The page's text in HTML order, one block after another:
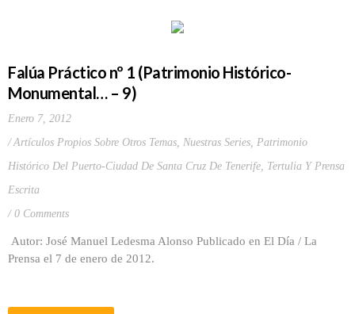
Falúa Práctico nº 1 (Patrimonio Histórico-
Monumental… – 9)
Enero 7, 2012
Artículos Propios Sobre Otros Temas, Nuestras Series, Patrimonio
Histórico Del Puerto-Ciudad De Santa Cruz De Tenerife, Tertulia Y Prensa
Escrita
0 Comments
Autor: José Manuel Ledesma Alonso Publicado en El Día / La
Prensa el 7 de enero de 2012.